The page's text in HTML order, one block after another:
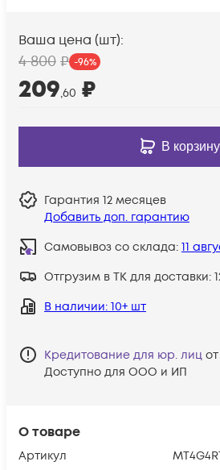
О товаре
Артикул
Ваша цена (шт):
4 800 ₽ -96%
209,60 ₽
В корзину
Гарантия 12 месяцев
Добавить доп. гарантию
Самовывоз со склада: 11
Отгрузим в ТК для доставки:
В наличии: 10+ шт
Кредитование для юр. лиц
Доступно для ООО и ИП